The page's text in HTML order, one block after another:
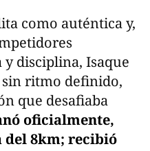
como auténtica y,
disciplina, Isaque
ritmo definido,
que desafiaba
oficialmente,
del 8km; recibió